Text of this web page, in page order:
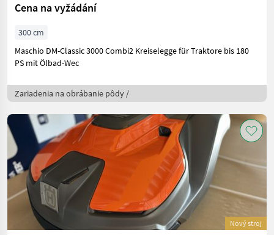
Cena na vyžádání
300 cm
Maschio DM-Classic 3000 Combi2 Kreiselegge für Traktore bis 180
PS mit Ölbad-Wec
Zariadenia na obrábanie pôdy /
Nový stroj